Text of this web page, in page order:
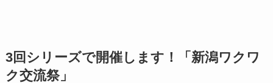
3回シリーズで開催します！「新潟ワクワ
ク交流祭」